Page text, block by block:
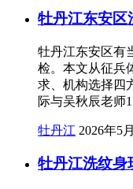
牡丹江东安区
牡丹江东安区有
检。本文从征兵
求、机构选择四
际与吴秋辰老师
牡丹江 2026年5
牡丹江洗纹身